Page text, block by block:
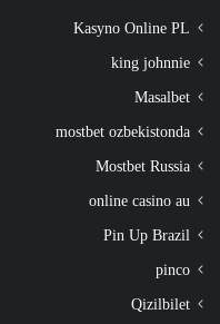
Kasyno Online PL
king johnnie
Masalbet
mostbet ozbekistonda
Mostbet Russia
online casino au
Pin Up Brazil
pinco
Qizilbilet